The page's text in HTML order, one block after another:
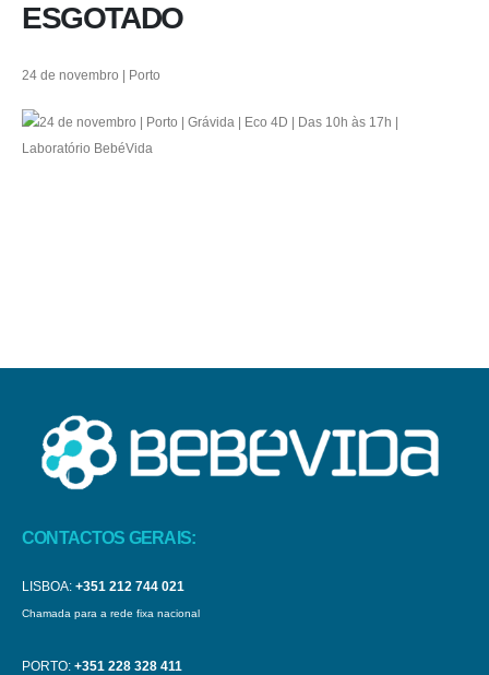
ESGOTADO
24 de novembro | Porto
CONTACTOS GERAIS:
LISBOA: +351 212 744 021
Chamada para a rede fixa nacional
PORTO: +351 228 328 411